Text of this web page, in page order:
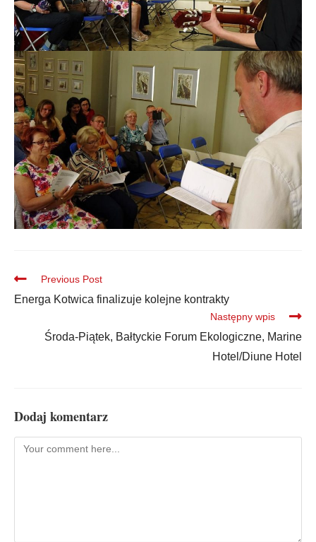
Previous Post
Energa Kotwica finalizuje kolejne kontrakty
Następny wpis
Środa-Piątek, Bałtyckie Forum Ekologiczne, Marine
Hotel/Diune Hotel
Dodaj komentarz